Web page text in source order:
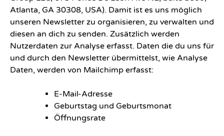
Atlanta, GA 30308, USA). Damit ist es uns möglich
unseren Newsletter zu organisieren, zu verwalten und
diesen an dich zu senden. Zusätzlich werden
Nutzerdaten zur Analyse erfasst. Daten die du uns für
und durch den Newsletter übermittelst, wie Analyse
Daten, werden von Mailchimp erfasst:
E-Mail-Adresse
Geburtstag und Geburtsmonat
Öffnungsrate